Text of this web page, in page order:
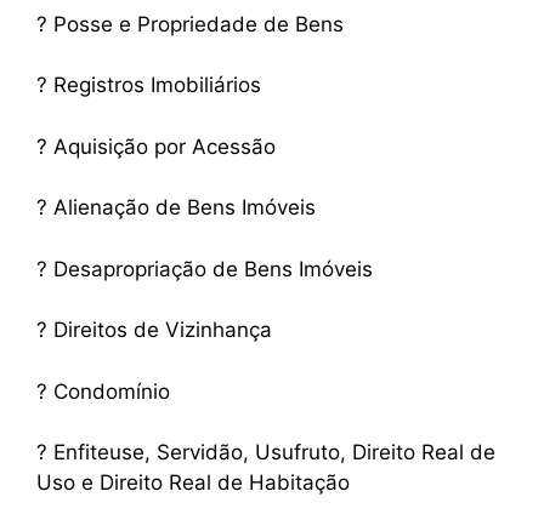
? Posse e Propriedade de Bens
? Registros Imobiliários
? Aquisição por Acessão
? Alienação de Bens Imóveis
? Desapropriação de Bens Imóveis
? Direitos de Vizinhança
? Condomínio
? Enfiteuse, Servidão, Usufruto, Direito Real de
Uso e Direito Real de Habitação